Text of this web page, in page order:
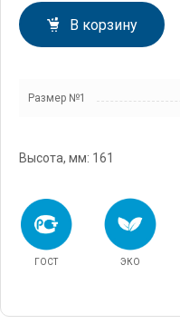
В корзину
Размер №1
Высота, мм: 161
ГОСТ ЭКО